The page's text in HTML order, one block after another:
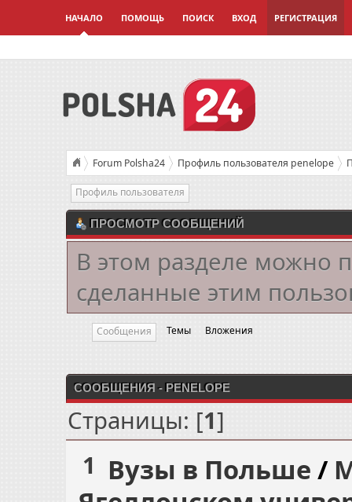
НАЧАЛО ПОМОЩЬ ПОИСК ВХОД РЕГИСТРАЦИЯ
Forum Polsha24 Профиль пользователя penelope
Профиль пользователя
ПРОСМОТР СООБЩЕНИЙ
В этом разделе можно
сделанные этим
Сообщения Темы Вложения
СООБЩЕНИЯ - PENELOPE
Страницы: [1]
1 Вузы в Польше /